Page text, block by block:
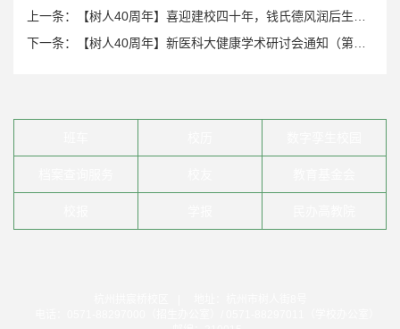
上一条：【树人40周年】喜迎建校四十年，钱氏德风润后生——树兰国际医学院成功举办“钱煦钱胡匡政教育发展战略合作协议”签署暨钱煦先生学术思想分享会
下一条：【树人40周年】新医科大健康学术研讨会通知（第一轮）